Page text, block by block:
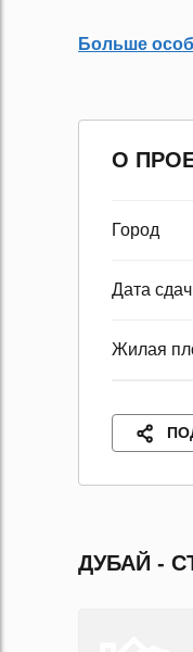
Больше
О
Город
Дата
Жилая
ДУБАЙ -